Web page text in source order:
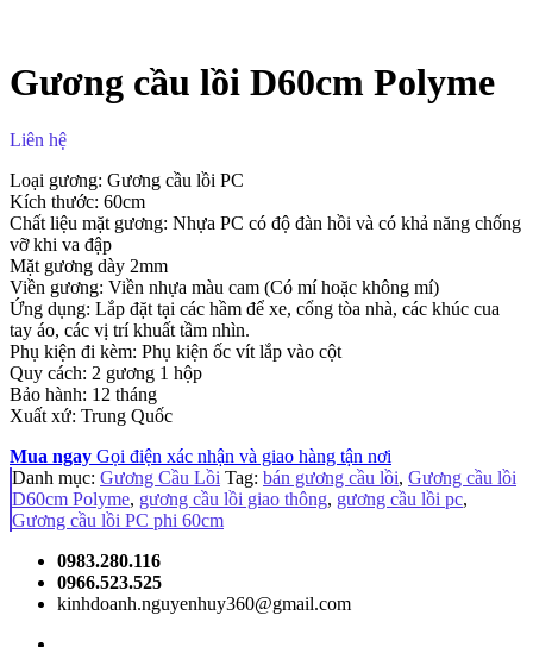
Gương cầu lồi D60cm Polyme
Liên hệ
Loại gương: Gương cầu lồi PC
Kích thước: 60cm
Chất liệu mặt gương: Nhựa PC có độ đàn hồi và có khả năng chống
vỡ khi va đập
Mặt gương dày 2mm
Viền gương: Viền nhựa màu cam (Có mí hoặc không mí)
Ứng dụng: Lắp đặt tại các hầm để xe, cổng tòa nhà, các khúc cua
tay áo, các vị trí khuất tầm nhìn.
Phụ kiện đi kèm: Phụ kiện ốc vít lắp vào cột
Quy cách: 2 gương 1 hộp
Bảo hành: 12 tháng
Xuất xứ: Trung Quốc
Mua ngay Gọi điện xác nhận và giao hàng tận nơi
Danh mục: Gương Cầu Lồi Tag: bán gương cầu lồi, Gương cầu lồi
D60cm Polyme, gương cầu lồi giao thông, gương cầu lồi pc,
Gương cầu lồi PC phi 60cm
0983.280.116
0966.523.525
kinhdoanh.nguyenhuy360@gmail.com